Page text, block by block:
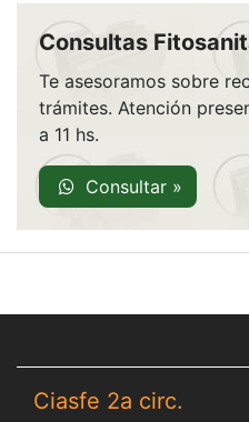
Consultas
Te asesoramos sobre
trámites. Atención
a 11 hs.
Consultar »
Ciasfe 2a circ.